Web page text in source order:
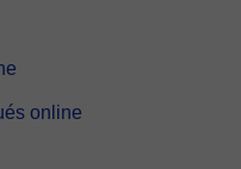
online